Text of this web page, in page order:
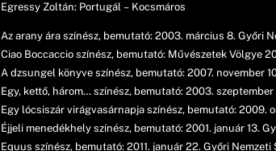
Egressy Zoltán: Portugál – Kocsmáros
Az arany ára színész, bemutató: 2003. március 8. Győri
Ciao Boccaccio színész, bemutató: Művészetek Völgye
A dzsungel könyve színész, bemutató: 2007. november
Egy, kettő, három… színész, bemutató: 2003.
Egy lócsiszár virágvasárnapja színész, bemutató: 2009.
Éjjeli menedékhely színész, bemutató: 2001. január 13.
Equus színész, bemutató: 2011. január 22. Győri Nemzeti